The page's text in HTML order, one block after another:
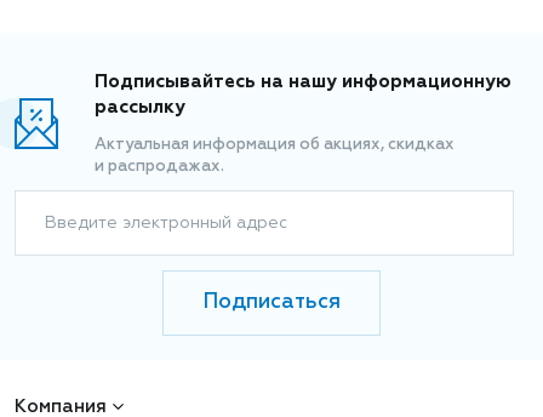
Подписывайтесь на нашу информационную
рассылку
Актуальная информация об акциях, скидках
и распродажах.
Введите электронный адрес
Подписаться
Компания